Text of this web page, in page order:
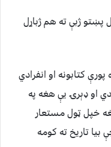
پښتو ژبې ته هم ژباړل
کتابونه او انفرادي
دي او ډېرۍ يې هغه په
خپل ټول مستعار
بيا تاريخ ته کومه